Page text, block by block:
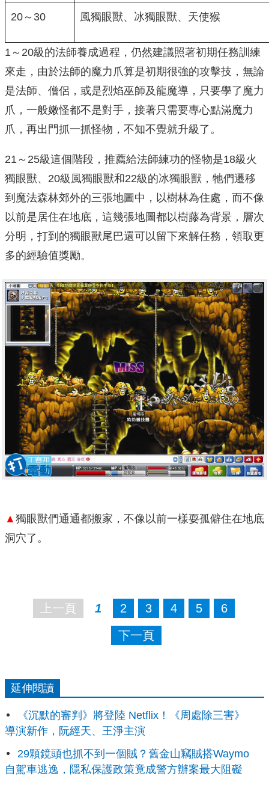
20～30 風獨眼獸、冰獨眼獸、天使猴
1～20級的法師養成過程，仍然建議照著初期任務訓練
來走，由於法師的魔力爪算是初期很強的攻擊技，無論
是法師、僧侶，或是烈焰巫師及龍魔導，只要學了魔力
爪，一般嫩怪都不是對手，接著只需要專心點滿魔力
爪，再出門抓一抓怪物，不知不覺就升級了。
21～25級這個階段，推薦給法師練功的怪物是18級火
獨眼獸、20級風獨眼獸和22級的冰獨眼獸，牠們遷移
到魔法森林郊外的三張地圖中，以樹林為住處，而不像
以前是居住在地底，這幾張地圖都以樹藤為背景，層次
分明，打到的獨眼獸尾巴還可以留下來解任務，領取更
多的經驗值獎勵。
▲ 獨眼獸們通通都搬家，不像以前一樣耍孤僻住在地底
洞穴了。
上一頁 1 2 3 4 5 6
下一頁
延伸閱讀
《沉默的審判》將登陸 Netflix！《周處除三害》
導演新作，阮經天、王淨主演
29顆鏡頭也抓不到一個賊？舊金山竊賊搭Waymo
自駕車逃逸，隱私保護政策竟成警方辦案最大阻礙